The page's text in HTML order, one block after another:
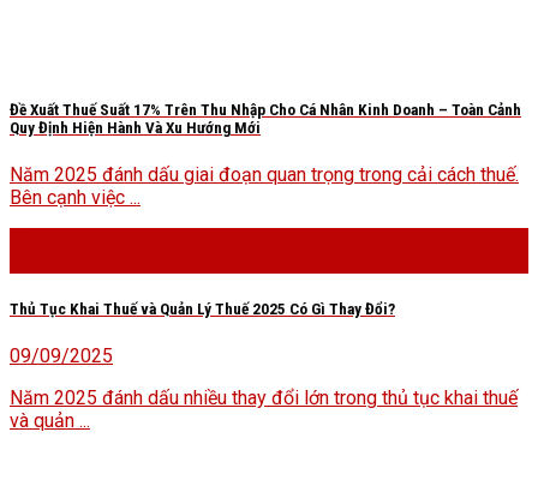
Đề Xuất Thuế Suất 17% Trên Thu Nhập Cho Cá Nhân Kinh Doanh – Toàn Cảnh
Quy Định Hiện Hành Và Xu Hướng Mới
Năm 2025 đánh dấu giai đoạn quan trọng trong cải cách thuế.
Bên cạnh việc ...
Thủ Tục Khai Thuế và Quản Lý Thuế 2025 Có Gì Thay Đổi?
09/09/2025
Năm 2025 đánh dấu nhiều thay đổi lớn trong thủ tục khai thuế
và quản ...